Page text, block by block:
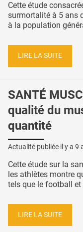
Cette étude
surmortalité à 5 ans
à la population
LIRE LA SUITE
SANTÉ
qualité du
quantité
Actualité publiée il y a 9
Cette étude sur la
les athlètes montre
tels que le football et
LIRE LA SUITE